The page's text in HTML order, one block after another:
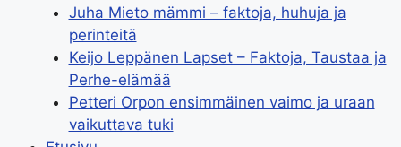
Juha Mieto mämmi – faktoja, huhuja ja
perinteitä
Keijo Leppänen Lapset – Faktoja, Taustaa ja
Perhe-elämää
Petteri Orpon ensimmäinen vaimo ja uraan
vaikuttava tuki